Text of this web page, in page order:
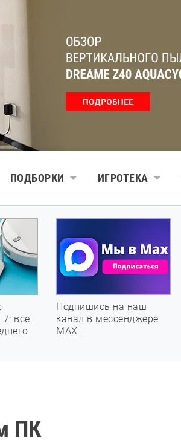
ПОДБОРКИ ИГРОТЕКА
7: все
Подпишись на наш
канал в мессенджере
МАХ
ПК